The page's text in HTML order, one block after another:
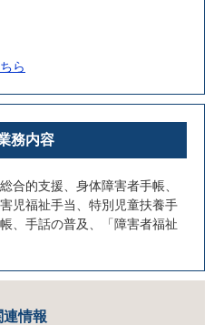
ら
務内容
合的支援、身体障害者手帳、
児福祉手当、特別児童扶養手
、手話の普及、「障害者福祉
連情報